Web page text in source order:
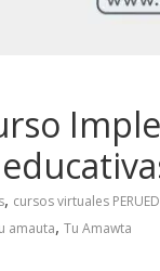
, cursos virtuales
amauta, Tu Amawta